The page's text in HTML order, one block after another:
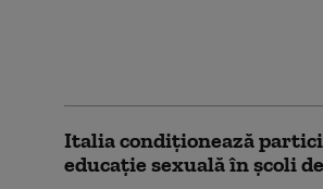
Italia condiționează
educație sexuală în școli